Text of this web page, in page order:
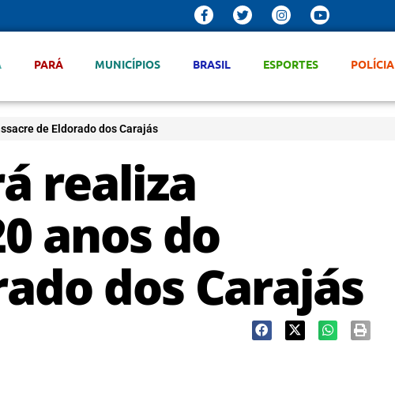
PARÁ MUNICÍPIOS BRASIL ESPORTES POLÍCIA
de Eldorado dos Carajás
realiza
anos do
dos Carajás